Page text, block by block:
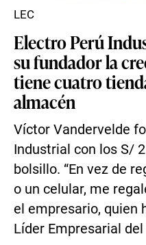
Electro Perú
su fundador la
tiene cuatro
almacén
Víctor Vandervelde
Industrial con los S/
bolsillo. “En vez de
o un celular, me
el empresario, quien
Líder Empresarial
LEC